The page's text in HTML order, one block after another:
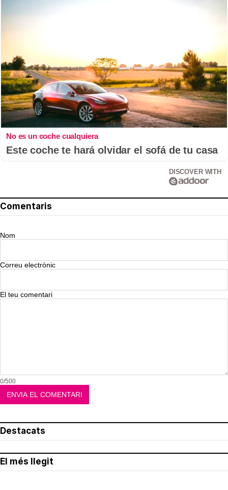
No es un coche cualquiera
Este coche te hará olvidar el sofá de tu casa
DISCOVER WITH
Comentaris
Nom
Correu electrònic
El teu comentari
0/500
Destacats
El més llegit